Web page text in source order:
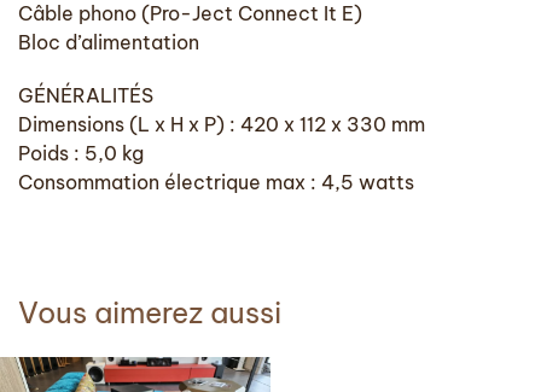
Câble phono (Pro-Ject Connect It E)
Bloc d’alimentation
GÉNÉRALITÉS
Dimensions (L x H x P) : 420 x 112 x 330 mm
Poids : 5,0 kg
Consommation électrique max : 4,5 watts
Vous aimerez aussi